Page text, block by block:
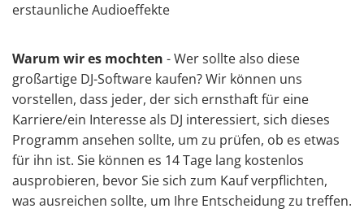
erstaunliche Audioeffekte
Warum wir es mochten - Wer sollte also diese
großartige DJ-Software kaufen? Wir können uns
vorstellen, dass jeder, der sich ernsthaft für eine
Karriere/ein Interesse als DJ interessiert, sich dieses
Programm ansehen sollte, um zu prüfen, ob es etwas
für ihn ist. Sie können es 14 Tage lang kostenlos
ausprobieren, bevor Sie sich zum Kauf verpflichten,
was ausreichen sollte, um Ihre Entscheidung zu treffen.